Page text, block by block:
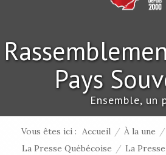
Pays
Ensemble, un
Vous êtes ici : Accueil / À la une /
La Presse Québécoise / La